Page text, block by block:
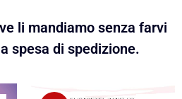
li mandiamo senza farvi
spesa di spedizione.